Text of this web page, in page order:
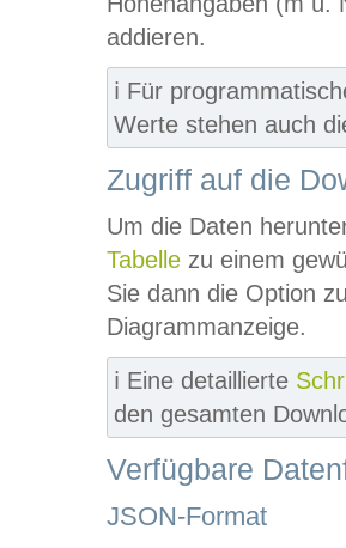
addieren.
ℹ️ Für
Werte stehen auch
Zugriff auf die
Um die Daten
Tabelle zu einem
Sie dann die Option
Diagrammanzeige.
ℹ️ Eine detaillierte
den gesamten
Verfügbare
JSON-Format